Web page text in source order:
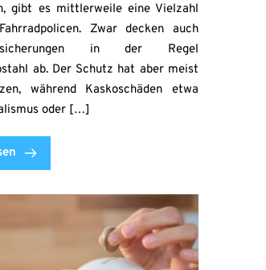
gibt es mittlerweile eine Vielzahl
Zwar decken auch
in der Regel
ab. Der Schutz hat aber meist
während Kaskoschäden etwa
oder […]